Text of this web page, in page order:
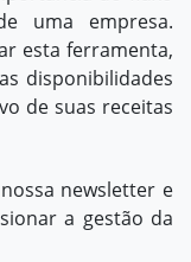
uma empresa.
esta ferramenta,
disponibilidades
de suas receitas
newsletter e
a gestão da